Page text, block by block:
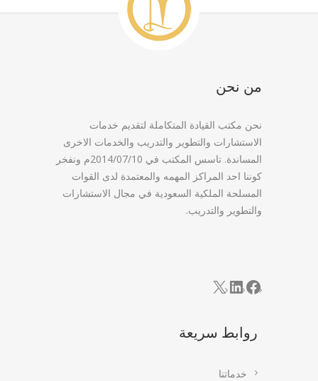
من نحن
نحن مكتب القيادة المتكاملة لتقديم خدمات
الاستشارات والتطوير والتدريب والخدمات الاخرى
المساندة. تاسس المكتب في 2014/07/10م ونفخر
كوننا احد المراكز المهمه والمعتمدة لدى القوات
المسلحة الملكية السعودية في مجال الاستشارات
والتطوير والتدريب.
Facebook
LinkedIn
X
روابط سريعة
خدماتنا